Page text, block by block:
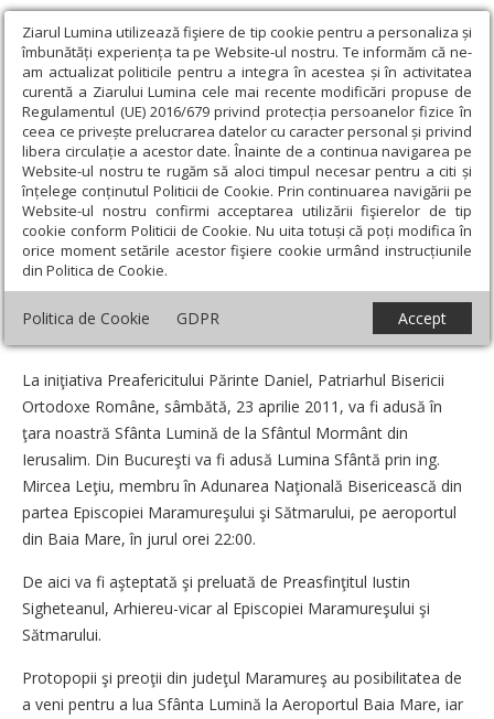
Ziarul Lumina utilizează fişiere de tip cookie pentru a personaliza și
îmbunătăți experiența ta pe Website-ul nostru. Te informăm că ne-
am actualizat politicile pentru a integra în acestea și în activitatea
curentă a Ziarului Lumina cele mai recente modificări propuse de
Regulamentul (UE) 2016/679 privind protecția persoanelor fizice în
ceea ce privește prelucrarea datelor cu caracter personal și privind
libera circulație a acestor date. Înainte de a continua navigarea pe
Website-ul nostru te rugăm să aloci timpul necesar pentru a citi și
înțelege conținutul Politicii de Cookie. Prin continuarea navigării pe
Website-ul nostru confirmi acceptarea utilizării fişierelor de tip
cookie conform Politicii de Cookie. Nu uita totuși că poți modifica în
orice moment setările acestor fişiere cookie urmând instrucțiunile
din Politica de Cookie.
Politica de Cookie GDPR Accept
Ziarul Lumina › Actualitate religioasă › Știri › Lumina de la
Ierusalim, în Maramureş şi Sătmar
Lumina de la Ierusalim, în Maramureş şi
Sătmar
Un articol de:Pr. Cristian ștefan
La iniţiativa Preafericitului Părinte Daniel, Patriarhul Bisericii
Ortodoxe Române, sâmbătă, 23 aprilie 2011, va fi adusă în
ţara noastră Sfânta Lumină de la Sfântul Mormânt din
Ierusalim. Din Bucureşti va fi adusă Lumina Sfântă prin ing.
Mircea Leţiu, membru în Adunarea Naţională Bisericească din
partea Episcopiei Maramureşului şi Sătmarului, pe aeroportul
din Baia Mare, în jurul orei 22:00.
De aici va fi aşteptată şi preluată de Preasfinţitul Iustin
Sigheteanul, Arhiereu-vicar al Episcopiei Maramureşului şi
Sătmarului.
Protopopii şi preoţii din judeţul Maramureş au posibilitatea de
a veni pentru a lua Sfânta Lumină la Aeroportul Baia Mare, iar